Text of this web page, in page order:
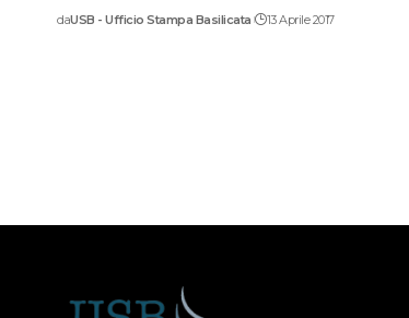
daUSB - Ufficio Stampa Basilicata 13 Aprile 2017